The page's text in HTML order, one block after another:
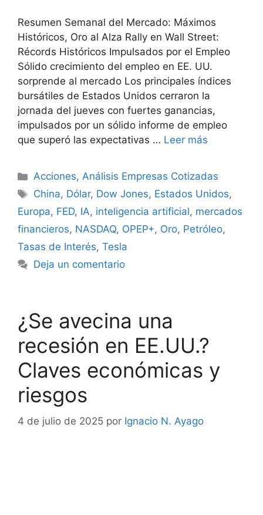
Resumen Semanal del Mercado: Máximos
Históricos, Oro al Alza Rally en Wall Street:
Récords Históricos Impulsados por el Empleo
Sólido crecimiento del empleo en EE. UU.
sorprende al mercado Los principales índices
bursátiles de Estados Unidos cerraron la
jornada del jueves con fuertes ganancias,
impulsados por un sólido informe de empleo
que superó las expectativas … Leer más
Categorías
Acciones,Análisis Empresas Cotizadas
Etiquetas
China, Dólar, Dow Jones, Estados Unidos,
Europa, FED, IA, inteligencia artificial, mercados
financieros, NASDAQ, OPEP+, Oro, Petróleo,
Tasas de Interés, Tesla
Deja un comentario
¿Se avecina una
recesión en EE.UU.?
Claves económicas y
riesgos
4 de julio de 2025 por Ignacio N. Ayago